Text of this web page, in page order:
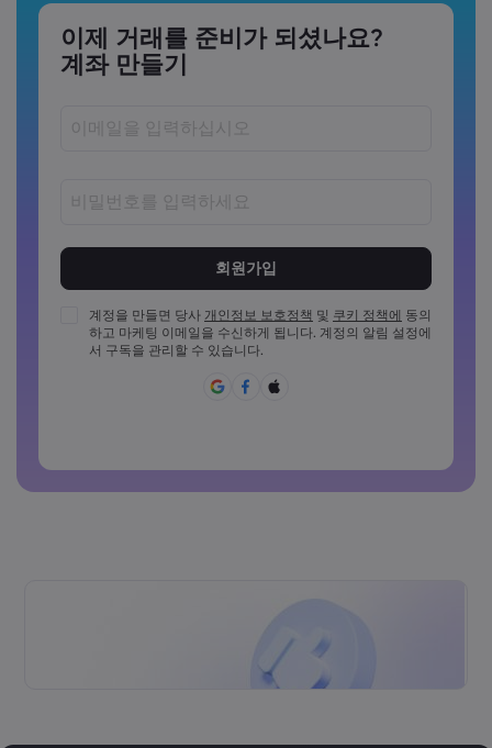
이제 거래를 준비가 되셨나요?
계좌 만들기
비밀번호는 최소 1개의 대문자를 포함해야 합니다
비밀번호는 최소 1개의 소문자를 포함해야 합니다
계정을 만들면 당사 개인정보 보호정책 및 쿠키 정책에 동의
하고 마케팅 이메일을 수신하게 됩니다. 계정의 알림 설정에
서 구독을 관리할 수 있습니다.